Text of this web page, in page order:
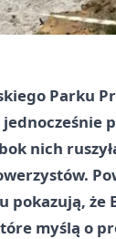
Parku
nich
pokazują, że
myślą o